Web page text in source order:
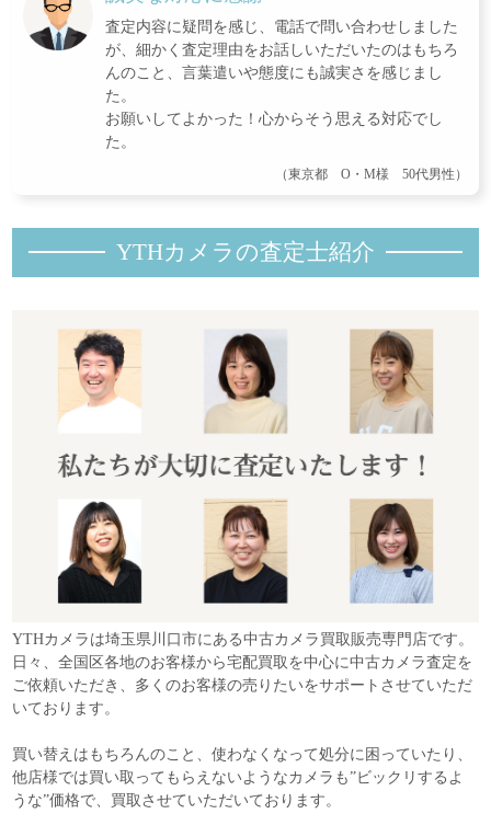
査定内容に疑問を感じ、電話で問い合わせしました
が、細かく査定理由をお話しいただいたのはもちろ
んのこと、言葉遣いや態度にも誠実さを感じまし
た。
お願いしてよかった！心からそう思える対応でし
た。
（東京都 O・M様 50代男性）
YTHカメラの査定士紹介
YTHカメラは埼玉県川口市にある中古カメラ買取販売専門店です。
日々、全国区各地のお客様から宅配買取を中心に中古カメラ査定を
ご依頼いただき、多くのお客様の売りたいをサポートさせていただ
いております。
買い替えはもちろんのこと、使わなくなって処分に困っていたり、
他店様では買い取ってもらえないようなカメラも”ビックリするよ
うな”価格で、買取させていただいております。